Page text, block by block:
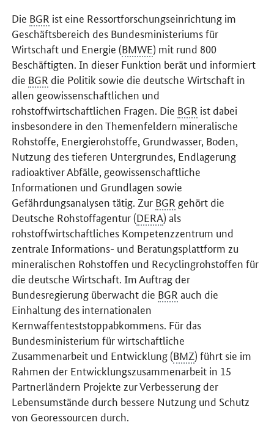
Die BGR ist eine Ressortforschungseinrichtung im
Geschäftsbereich des Bundesministeriums für
Wirtschaft und Energie (BMWE) mit rund 800
Beschäftigten. In dieser Funktion berät und informiert
die BGR die Politik sowie die deutsche Wirtschaft in
allen geowissenschaftlichen und
rohstoffwirtschaftlichen Fragen. Die BGR ist dabei
insbesondere in den Themenfeldern mineralische
Rohstoffe, Energierohstoffe, Grundwasser, Boden,
Nutzung des tieferen Untergrundes, Endlagerung
radioaktiver Abfälle, geowissenschaftliche
Informationen und Grundlagen sowie
Gefährdungsanalysen tätig. Zur BGR gehört die
Deutsche Rohstoffagentur (DERA) als
rohstoffwirtschaftliches Kompetenzzentrum und
zentrale Informations- und Beratungsplattform zu
mineralischen Rohstoffen und Recyclingrohstoffen für
die deutsche Wirtschaft. Im Auftrag der
Bundesregierung überwacht die BGR auch die
Einhaltung des internationalen
Kernwaffenteststoppabkommens. Für das
Bundesministerium für wirtschaftliche
Zusammenarbeit und Entwicklung (BMZ) führt sie im
Rahmen der Entwicklungszusammenarbeit in 15
Partnerländern Projekte zur Verbesserung der
Lebensumstände durch bessere Nutzung und Schutz
von Georessourcen durch.